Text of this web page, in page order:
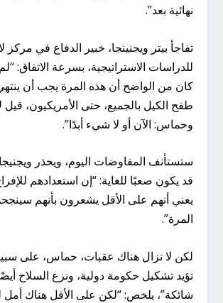
نهائية بعد”.
تفاجأ بيتر ويجنينجا، خبير الدفاع في مركز
للدراسات الاستراتيجية، بسرعة الاتفاق:
كان من الواضح أن هذه المرة يجب أن
طفح الكيل بالجميع، حتى الأمريكيون، قيل
وحماس: الآن أو لا شيء أبدًا”.
ستستأنف المفاوضات اليوم، ويحذر
قد يكون صعبًا للغاية: “إن استعدادهم
يعني أنهم على الأقل يشعرون بأنهم
المرة”.
لكن لا تزال هناك عقبات، حماس، على
تؤيد تشكيل حكومة دولية، ونزع السلاح
شائكة”، يلخص: “لكن على الأقل هناك أمل